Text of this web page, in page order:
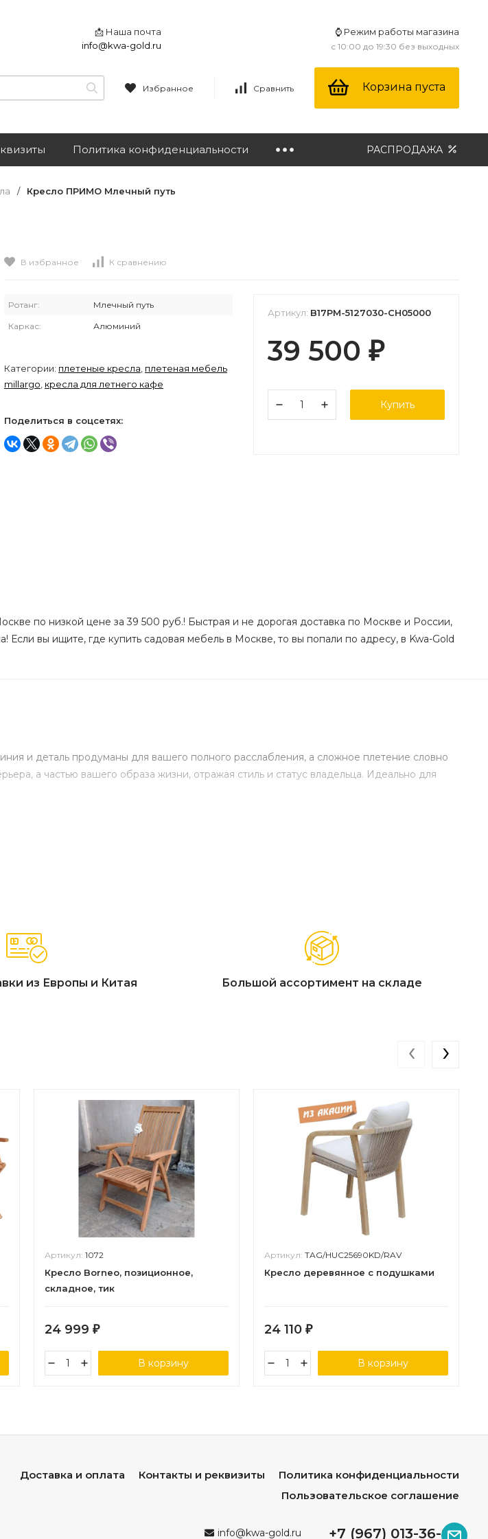
📩 Наша почта
info@kwa-gold.ru
⌚ Режим работы магазина
с 10:00 до 19:30 без выходных
Избранное Сравнить Корзина пуста
Политика конфиденциальности РАСПРОДАЖА
/ Кресло ПРИМО Млечный путь
В избранное К сравнению
Ротанг: Млечный путь
Каркас: Алюминий
Категории: плетеные кресла плетеная мебель
millargo кресла для летнего кафе
Поделиться в соцсетях:
Артикул: B17PM-5127030-CH05000
39 500 ₽
Купить
по низкой цене за 39 500 руб.! Быстрая и не дорогая доставка по Москве и России,
вы ищите, где купить садовая мебель в Москве, то вы попали по адресу, в Kwa-Gold
и деталь продуманы для вашего полного расслабления, а сложное плетение словно
а частью вашего образа жизни, отражая стиль и статус владельца. Идеально для
из Европы и Китая Большой ассортимент на складе
Артикул: 1072
Кресло Borneo, позиционное,
складное, тик
24 999 ₽
В корзину
Артикул: TAG/HUC25690KD/RAV
Кресло деревянное с подушками
24 110 ₽
В корзину
‹ ›
Доставка и оплата Контакты и реквизиты
Политика конфиденциальности
Пользовательское соглашение
info@kwa-gold.ru +7 (967) 013-36-96